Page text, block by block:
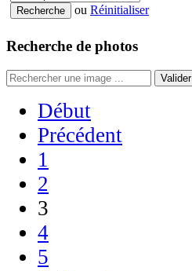
ou Réinitialiser
Recherche de photos
Valider
Début
Précédent
1
2
3
4
5